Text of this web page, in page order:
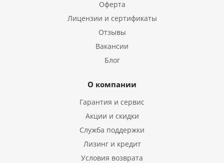
Оферта
Лицензии и сертификаты
Отзывы
Вакансии
Блог
О компании
Гарантия и сервис
Акции и скидки
Служба поддержки
Лизинг и кредит
Условия возврата